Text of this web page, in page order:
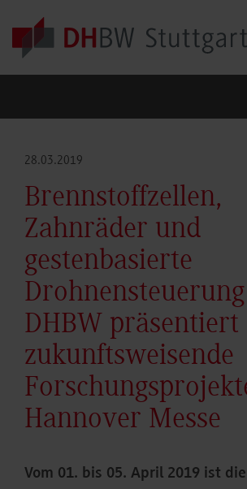
Skip to main content
28.03.2019
Brennstoffzellen,
Zahnräder und
gestenbasierte
DHBW präsentiert
zukunftsweisende
Hannover Messe
Vom 01. bis 05. April 2019 ist